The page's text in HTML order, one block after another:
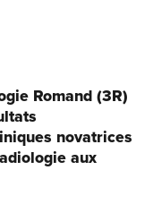
Romand (3R)
novatrices
aux